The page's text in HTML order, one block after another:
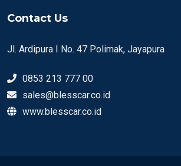
Contact Us
Jl. Ardipura I No. 47 Polimak, Jayapura
0853 213 777 00
sales@blesscar.co.id
www.blesscar.co.id